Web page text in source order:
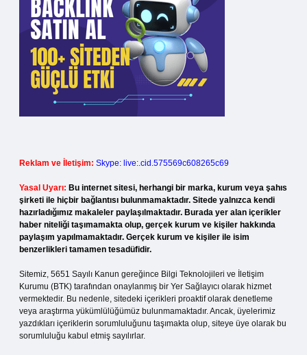
Reklam ve İletişim: Skype: live:.cid.575569c608265c69
Yasal Uyarı: Bu internet sitesi, herhangi bir marka, kurum veya şahıs
şirketi ile hiçbir bağlantısı bulunmamaktadır. Sitede yalnızca kendi
hazırladığımız makaleler paylaşılmaktadır. Burada yer alan içerikler
haber niteliği taşımamakta olup, gerçek kurum ve kişiler hakkında
paylaşım yapılmamaktadır. Gerçek kurum ve kişiler ile isim
benzerlikleri tamamen tesadüfidir.
Sitemiz, 5651 Sayılı Kanun gereğince Bilgi Teknolojileri ve İletişim
Kurumu (BTK) tarafından onaylanmış bir Yer Sağlayıcı olarak hizmet
vermektedir. Bu nedenle, sitedeki içerikleri proaktif olarak denetleme
veya araştırma yükümlülüğümüz bulunmamaktadır. Ancak, üyelerimiz
yazdıkları içeriklerin sorumluluğunu taşımakta olup, siteye üye olarak bu
sorumluluğu kabul etmiş sayılırlar.